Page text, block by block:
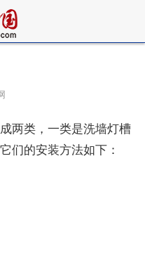
两类，一类是洗墙灯槽
们的安装方法如下：